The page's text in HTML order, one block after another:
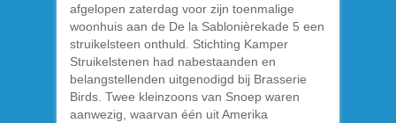
afgelopen zaterdag voor zijn toenmalige
woonhuis aan de De la Sablonièrekade 5 een
struikelsteen onthuld. Stichting Kamper
Struikelstenen had nabestaanden en
belangstellenden uitgenodigd bij Brasserie
Birds. Twee kleinzoons van Snoep waren
aanwezig, waarvan één uit Amerika